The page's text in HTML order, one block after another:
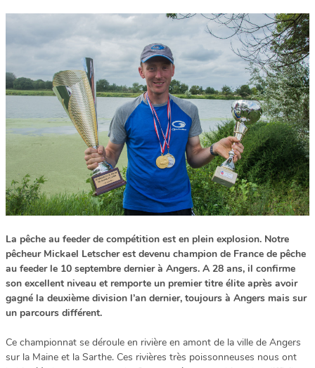
La pêche au feeder de compétition est en plein explosion. Notre
pêcheur Mickael Letscher est devenu champion de France de pêche
au feeder le 10 septembre dernier à Angers. A 28 ans, il confirme
son excellent niveau et remporte un premier titre élite après avoir
gagné la deuxième division l’an dernier, toujours à Angers mais sur
un parcours différent.
Ce championnat se déroule en rivière en amont de la ville de Angers
sur la Maine et la Sarthe. Ces rivières très poissonneuses nous ont